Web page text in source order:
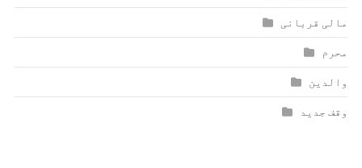
مالی قربانی
محرم
والدین
وقف جدید